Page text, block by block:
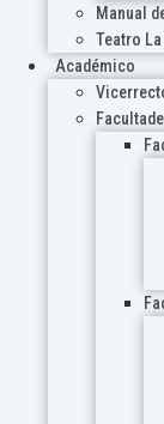
Manual
Teatro
Académico